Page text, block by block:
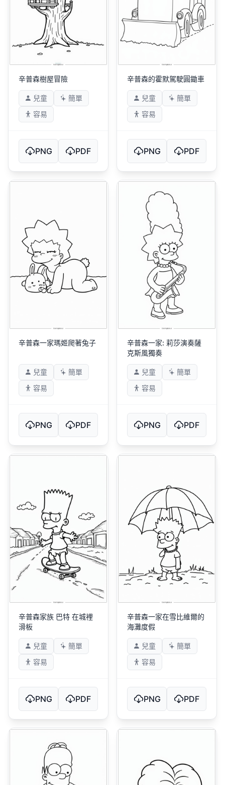
辛普森樹屋冒險
兒童
簡單
容易
PNG PDF
辛普森的霍默駕駛圓鋤車
兒童
簡單
容易
PNG PDF
辛普森一家瑪姬爬著兔子
兒童
簡單
容易
PNG PDF
辛普森一家: 莉莎演奏薩
克斯風獨奏
兒童
簡單
容易
PNG PDF
辛普森家族 巴特 在城裡
滑板
兒童
簡單
容易
PNG PDF
辛普森一家在雪比維爾的
海灘度假
兒童
簡單
容易
PNG PDF